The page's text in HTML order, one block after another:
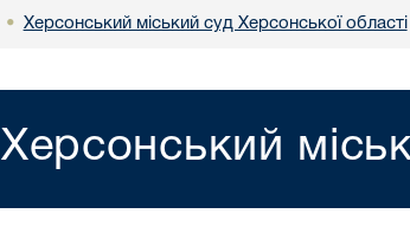
• Херсонський міський суд Херсонської області
Херсонський